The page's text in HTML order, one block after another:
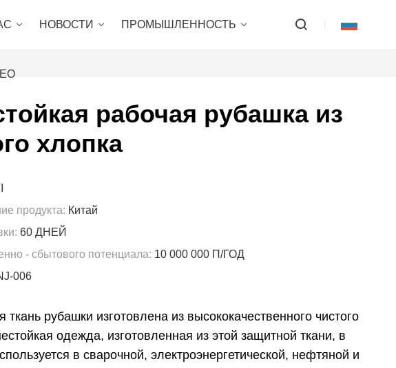
НОВОСТИ ПРОМЫШЛЕННОСТЬ
рабочая рубашка из
хлопка
продукта: Китай
60 ДНЕЙ
- сбытового потенциала: 10 000 000 П/ГОД
006
ткань рубашки изготовлена ​​из высококачественного чистого
одежда, изготовленная из этой защитной ткани, в
в сварочной, электроэнергетической, нефтяной и